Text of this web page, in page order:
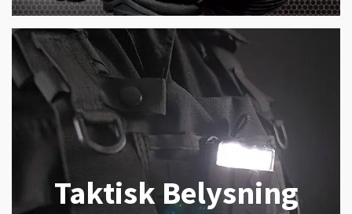
Taktisk Belysning